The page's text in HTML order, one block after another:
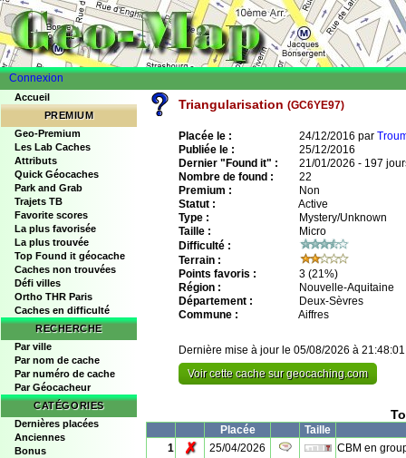
Connexion
Accueil
PREMIUM
Geo-Premium
Les Lab Caches
Attributs
Quick Géocaches
Park and Grab
Trajets TB
Favorite scores
La plus favorisée
La plus trouvée
Top Found it géocache
Caches non trouvées
Défi villes
Ortho THR Paris
Caches en difficulté
RECHERCHE
Par ville
Par nom de cache
Par numéro de cache
Par Géocacheur
CATÉGORIES
Dernières placées
Anciennes
Bonus
Triangularisation (GC6YE97)
Placée le : 24/12/2016 par
Publiée le :
25/12/2016
Dernier "Found it" :
21/01/2026 - 197
Nombre de found :
22
Premium :
Non
Statut :
Active
Type :
Mystery/Unknown
Taille :
Micro
Difficulté :
Terrain :
Points favoris :
3 (21%)
Région :
Nouvelle-Aquitaine
Département :
Deux-Sèvres
Commune :
Aiffres
Dernière mise à jour le 05/08/2026 à 21:48:01
Voir cette cache sur geocaching.com
Placée
Taille
1
✗ 25/04/2026
CBM en